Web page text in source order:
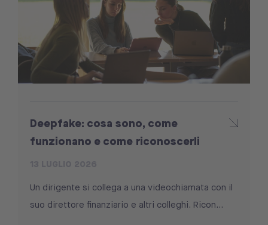
Deepfake: cosa sono, come
funzionano e come riconoscerli
Un dirigente si collega a una videochiamata con il
suo direttore finanziario e altri colleghi. Ricon...